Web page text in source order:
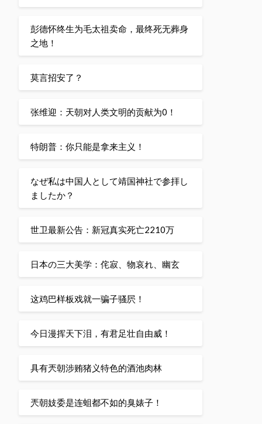
彭德怀终生为毛太祖卖命，最终死无葬身
之地！
莫言招安了？
张维迎：天朝对人类文明的贡献为0！
特朗普：你只能是拿来主义！
なぜ私は中国人として靖国神社で参拝し
ましたか？
世卫最新公告：新冠真实死亡2210万
日本の三大美学：侘寂、物哀れ、幽玄
这鸡巴样板戏就一骗子骚屄！
今日漫挥天下泪，有君足壮自由威！
具有兲朝涉贿猪义特色的酒池肉林
兲朝妓委是连蛆都不如的臭婊子！